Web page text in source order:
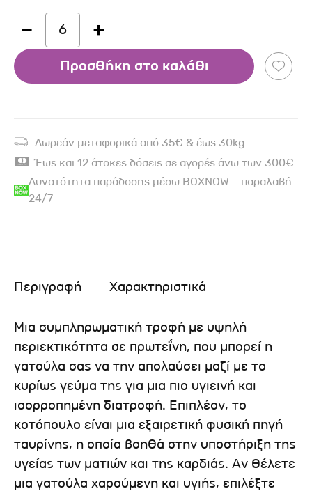
6
Προσθήκη στο καλάθι
Δωρεάν μεταφορικά από 35€ & έως 30kg
Έως και 12 άτοκες δόσεις σε αγορές άνω των 300€
Δυνατότητα παράδοσης μέσω BOXNOW – παραλαβή
24/7
Περιγραφή Χαρακτηριστικά
Μια συμπληρωματική τροφή με υψηλή
περιεκτικότητα σε πρωτεΐνη, που μπορεί η
γατούλα σας να την απολαύσει μαζί με το
κυρίως γεύμα της για μια πιο υγιεινή και
ισορροπημένη διατροφή. Επιπλέον, το
κοτόπουλο είναι μια εξαιρετική φυσική πηγή
ταυρίνης, η οποία βοηθά στην υποστήριξη της
υγείας των ματιών και της καρδιάς. Αν θέλετε
μια γατούλα χαρούμενη και υγιής, επιλέξτε